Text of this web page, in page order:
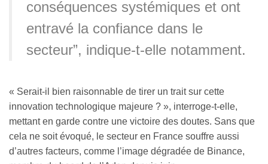
conséquences systémiques et ont
entravé la confiance dans le
secteur”, indique-t-elle notamment.
« Serait-il bien raisonnable de tirer un trait sur cette
innovation technologique majeure ? », interroge-t-elle,
mettant en garde contre une victoire des doutes. Sans que
cela ne soit évoqué, le secteur en France souffre aussi
d’autres facteurs, comme l’image dégradée de Binance,